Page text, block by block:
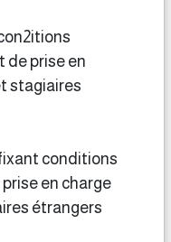
de prise en
stagiaires
conditions
en charge
étrangers